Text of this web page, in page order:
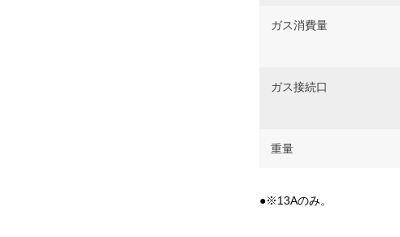
ガス消費量
ガス接続口
重量
●※13Aのみ。